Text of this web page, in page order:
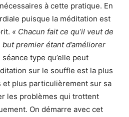
à cette pratique. En
puisque la méditation est
« Chacun fait ce qu’il veut de
premier étant d’améliorer
type qu’elle peut
sur le souffle est la plus
plus particulièrement sur sa
les problèmes qui trottent
On démarre avec cet